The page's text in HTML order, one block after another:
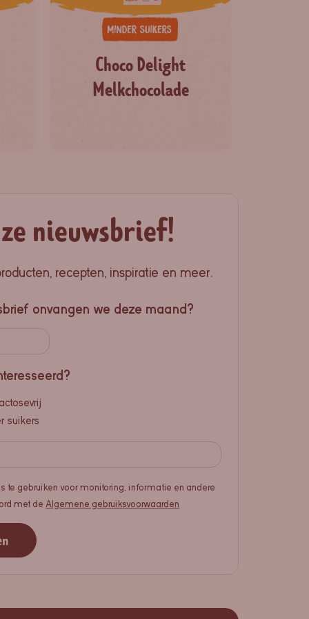
Choco Delight
Melkchocolade
nieuwsbrief!
recepten, inspiratie en meer.
onvangen we deze maand?
suikers
gebruiken voor monitoring, informatie en andere
met deAlgemene gebruiksvoorwaarden